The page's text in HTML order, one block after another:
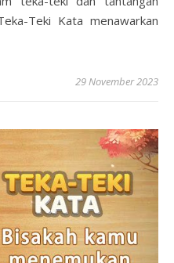
Teki Kata menawarkan
29 November 2023